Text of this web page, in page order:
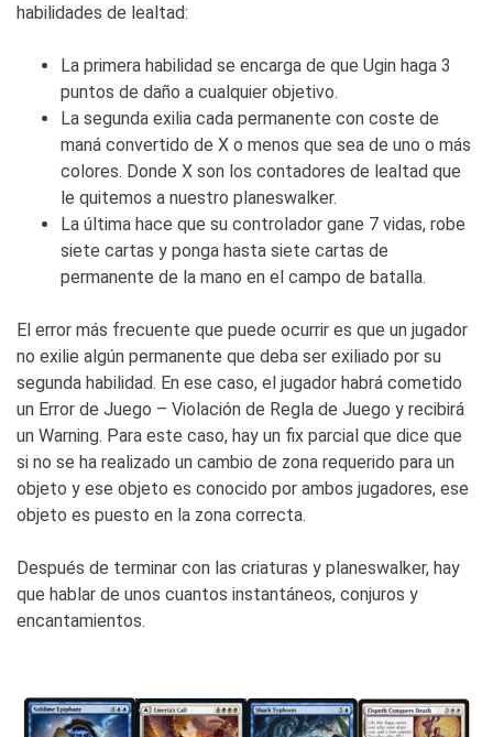
habilidades de lealtad:
La primera habilidad se encarga de que Ugin haga 3
puntos de daño a cualquier objetivo.
La segunda exilia cada permanente con coste de
maná convertido de X o menos que sea de uno o más
colores. Donde X son los contadores de lealtad que
le quitemos a nuestro planeswalker.
La última hace que su controlador gane 7 vidas, robe
siete cartas y ponga hasta siete cartas de
permanente de la mano en el campo de batalla.
El error más frecuente que puede ocurrir es que un jugador
no exilie algún permanente que deba ser exiliado por su
segunda habilidad. En ese caso, el jugador habrá cometido
un Error de Juego – Violación de Regla de Juego y recibirá
un Warning. Para este caso, hay un fix parcial que dice que
si no se ha realizado un cambio de zona requerido para un
objeto y ese objeto es conocido por ambos jugadores, ese
objeto es puesto en la zona correcta.
Después de terminar con las criaturas y planeswalker, hay
que hablar de unos cuantos instantáneos, conjuros y
encantamientos.